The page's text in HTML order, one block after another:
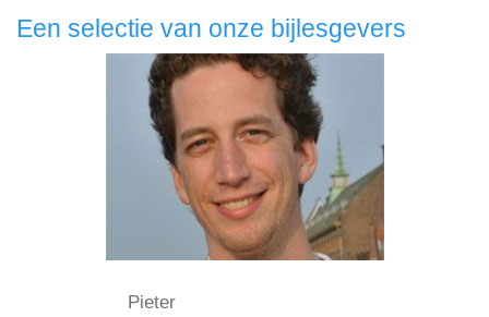
Een selectie van onze bijlesgevers
Pieter